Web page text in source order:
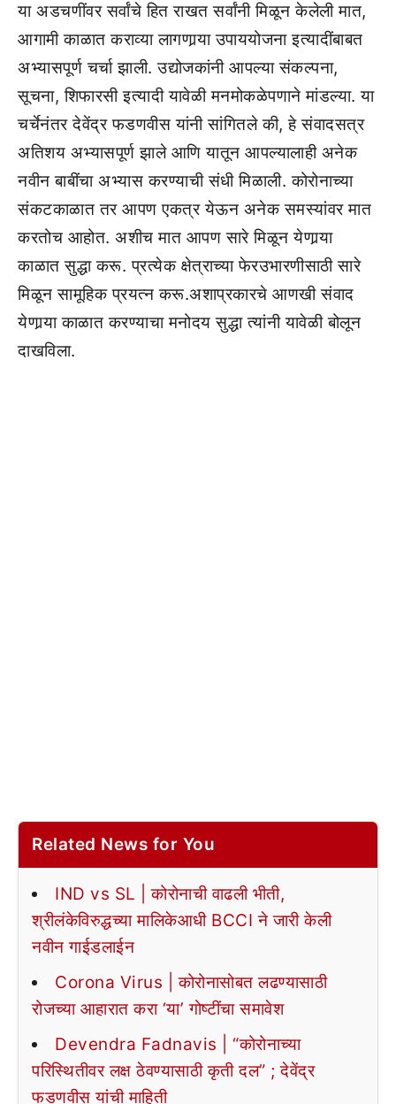
या अडचणींवर सर्वांचे हित राखत सर्वांनी मिळून केलेली मात,
आगामी काळात कराव्या लागणार्‍या उपाययोजना इत्यादींबाबत
अभ्यासपूर्ण चर्चा झाली. उद्योजकांनी आपल्या संकल्पना,
सूचना, शिफारसी इत्यादी यावेळी मनमोकळेपणाने मांडल्या. या
चर्चेनंतर देवेंद्र फडणवीस यांनी सांगितले की, हे संवादसत्र
अतिशय अभ्यासपूर्ण झाले आणि यातून आपल्यालाही अनेक
नवीन बाबींचा अभ्यास करण्याची संधी मिळाली. कोरोनाच्या
संकटकाळात तर आपण एकत्र येऊन अनेक समस्यांवर मात
करतोच आहोत. अशीच मात आपण सारे मिळून येणार्‍या
काळात सुद्धा करू. प्रत्येक क्षेत्राच्या फेरउभारणीसाठी सारे
मिळून सामूहिक प्रयत्न करू.अशाप्रकारचे आणखी संवाद
येणार्‍या काळात करण्याचा मनोदय सुद्धा त्यांनी यावेळी बोलून
दाखविला.
Related News for You
IND vs SL | कोरोनाची वाढली भीती,
श्रीलंकेविरुद्धच्या मालिकेआधी BCCI ने जारी केली
नवीन गाईडलाईन
Corona Virus | कोरोनासोबत लढण्यासाठी
रोजच्या आहारात करा ‘या’ गोष्टींचा समावेश
Devendra Fadnavis | “कोरोनाच्या
परिस्थितीवर लक्ष ठेवण्यासाठी कृती दल” ; देवेंद्र
फडणवीस यांची माहिती